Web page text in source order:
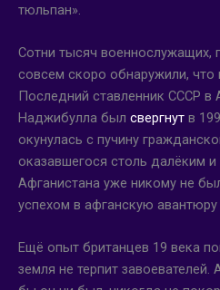
тюльпан».
Сотни тысяч военнослужащих,
совсем скоро обнаружили, что
Последний ставленник СССР
Наджибулла был свергнут в
окунулась с пучину
оказавшегося столь далёким
Афганистана уже никому не
успехом в афганскую
Ещё опыт британцев 19 века
земля не терпит